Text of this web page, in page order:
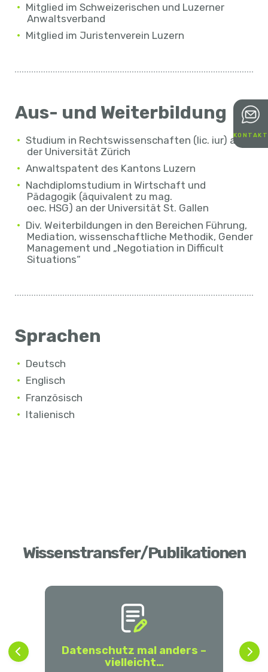
KONTAKT
Mitglied im Schweizerischen und Luzerner
Anwaltsverband
Mitglied im Juristenverein Luzern
Aus- und Weiterbildung
Studium in Rechtswissenschaften (lic. iur) an
der Universität Zürich
Anwaltspatent des Kantons Luzern
Nachdiplomstudium in Wirtschaft und
Pädagogik (äquivalent zu mag.
oec. HSG) an der Universität St. Gallen
Div. Weiterbildungen in den Bereichen Führung,
Mediation, wissenschaftliche Methodik, Gender
Management und „Negotiation in Difficult
Situations“
Sprachen
Deutsch
Englisch
Französisch
Italienisch
Wissenstransfer/Publikationen
Datenschutz mal anders –
vielleicht…